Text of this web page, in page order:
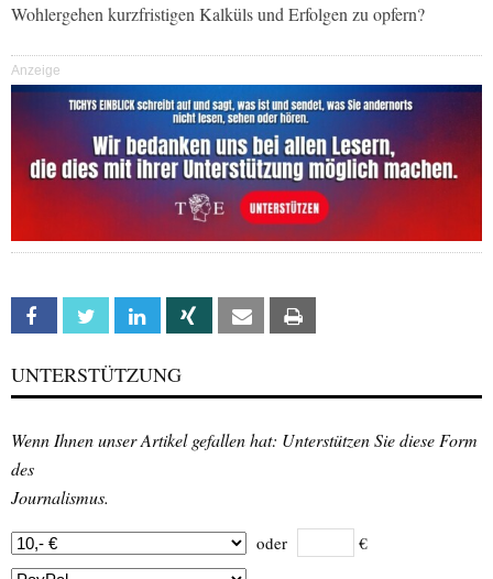
Wohlergehen kurzfristigen Kalküls und Erfolgen zu opfern?
Anzeige
Facebook Twitter Linkedin Xing Email
UNTERSTÜTZUNG
Wenn Ihnen unser Artikel gefallen hat: Unterstützen Sie diese Form
des
Journalismus.
oder €